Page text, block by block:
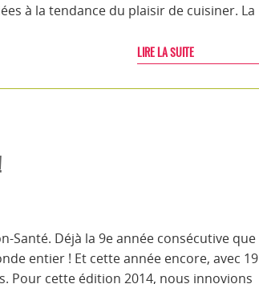
à la tendance du plaisir de cuisiner. La
LIRE LA SUITE
Santé. Déjà la 9e année consécutive que
entier ! Et cette année encore, avec 19
Pour cette édition 2014, nous innovions